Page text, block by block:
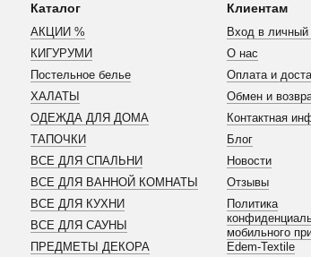
Каталог
АКЦИИ %
КИГУРУМИ
Постельное белье
ХАЛАТЫ
ОДЕЖДА ДЛЯ ДОМА
ТАПОЧКИ
ВСЕ ДЛЯ СПАЛЬНИ
ВСЕ ДЛЯ ВАННОЙ КОМНАТЫ
ВСЕ ДЛЯ КУХНИ
ВСЕ ДЛЯ САУНЫ
ПРЕДМЕТЫ ДЕКОРА
Клиентам
Вход в личный
О нас
Оплата и
Обмен и
Контактная
Блог
Новости
Отзывы
Политика
мобильного
Edem-Textile